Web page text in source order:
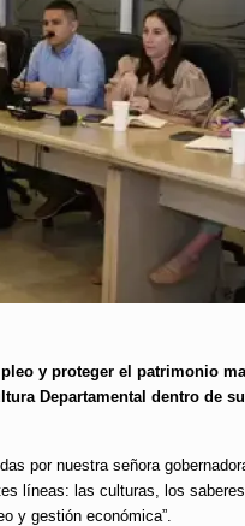
y proteger el patrimonio
Departamental dentro de
por nuestra señora
líneas: las culturas, los
y gestión económica”.